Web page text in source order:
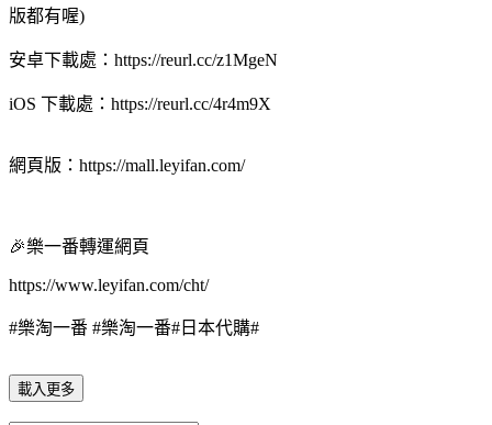
版都有喔)
安卓下載處：https://reurl.cc/z1MgeN
iOS 下載處：https://reurl.cc/4r4m9X
網頁版：https://mall.leyifan.com/
🎉樂一番轉運網頁
https://www.leyifan.com/cht/
#樂淘一番 #樂淘一番# 日本代購#
載入更多